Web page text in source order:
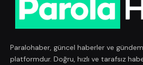
Paralohaber, güncel haberler ve
platformdur. Doğru, hızlı ve tarafsız